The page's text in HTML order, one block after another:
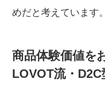
めだと考えています。
商品体験価値を
LOVOT流・